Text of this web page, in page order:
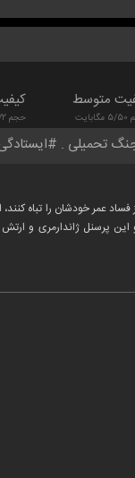
متوسط
حجم 2/72 مگابایت
تحمیلی
عمر خودشان را تباه